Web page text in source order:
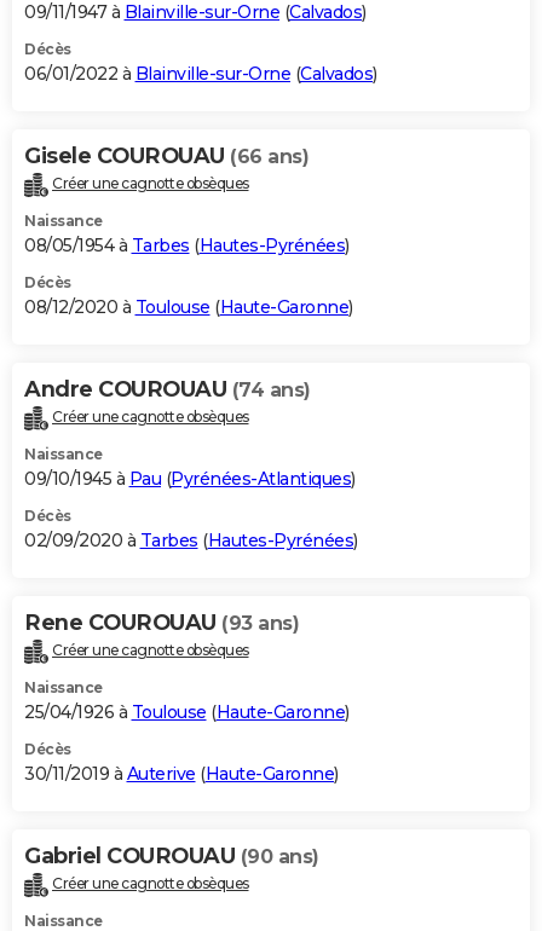
09/11/1947 à Blainville-sur-Orne (Calvados)
Décès
06/01/2022 à Blainville-sur-Orne (Calvados)
Gisele COUROUAU (66 ans)
Créer une cagnotte obsèques
Naissance
08/05/1954 à Tarbes (Hautes-Pyrénées)
Décès
08/12/2020 à Toulouse (Haute-Garonne)
Andre COUROUAU (74 ans)
Créer une cagnotte obsèques
Naissance
09/10/1945 à Pau (Pyrénées-Atlantiques)
Décès
02/09/2020 à Tarbes (Hautes-Pyrénées)
Rene COUROUAU (93 ans)
Créer une cagnotte obsèques
Naissance
25/04/1926 à Toulouse (Haute-Garonne)
Décès
30/11/2019 à Auterive (Haute-Garonne)
Gabriel COUROUAU (90 ans)
Créer une cagnotte obsèques
Naissance